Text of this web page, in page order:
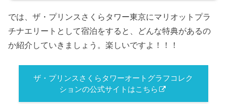
では、ザ・プリンスさくらタワー東京にマリオットプラ
チナエリートとして宿泊をすると、どんな特典があるの
か紹介していきましょう。楽しいですよ！！！
ザ・プリンスさくらタワーオートグラフコレク
ションの公式サイトはこちら